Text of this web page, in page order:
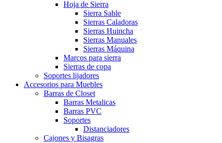
Hoja de Sierra
Sierra Sable
Sierras Caladoras
Sierras Huincha
Sierras Manuales
Sierras Máquina
Marcos para sierra
Sierras de copa
Soportes lijadores
Accesorios para Muebles
Barras de Closet
Barras Metalicas
Barras PVC
Soportes
Distanciadores
Cajones y Bisagras